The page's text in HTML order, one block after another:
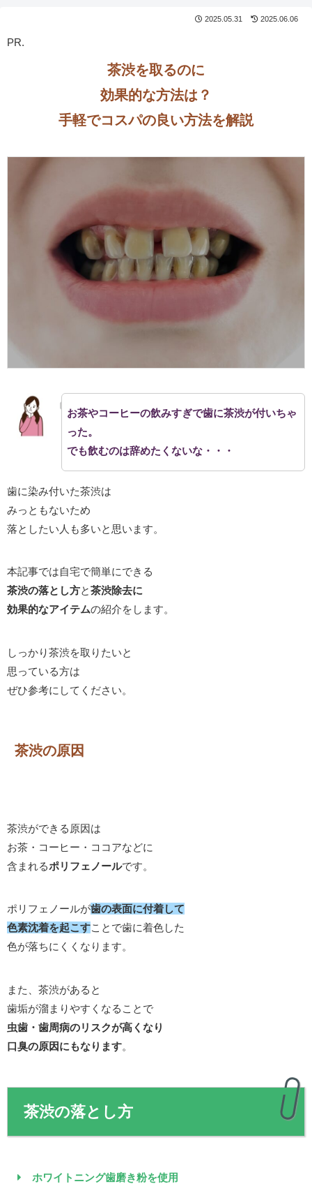
2025.05.31 2025.06.06
PR.
茶渋を取るのに
効果的な方法は？
手軽でコスパの良い方法を解説
お茶やコーヒーの飲みすぎで歯に茶渋が付いちゃ
った。
でも飲むのは辞めたくないな・・・
歯に染み付いた茶渋は
みっともないため
落としたい人も多いと思います。
本記事では自宅で簡単にできる
茶渋の落とし方と茶渋除去に
効果的なアイテムの紹介をします。
しっかり茶渋を取りたいと
思っている方は
ぜひ参考にしてください。
茶渋の原因
茶渋ができる原因は
お茶・コーヒー・ココアなどに
含まれるポリフェノールです。
ポリフェノールが歯の表面に付着して
色素沈着を起こすことで歯に着色した
色が落ちにくくなります。
また、茶渋があると
歯垢が溜まりやすくなることで
虫歯・歯周病のリスクが高くなり
口臭の原因にもなります。
茶渋の落とし方
ホワイトニング歯磨き粉を使用